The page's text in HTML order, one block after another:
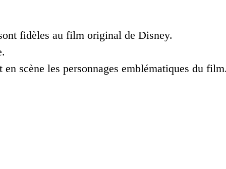
fidèles au film original de Disney.
scène les personnages emblématiques du